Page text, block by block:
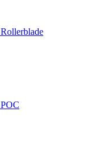
Rollerblade
POC